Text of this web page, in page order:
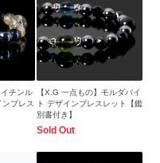
イチンル
ンブレス
【X.G 一点もの】モルダバイ
ト デザインブレスレット【鑑
別書付き】
Sold Out